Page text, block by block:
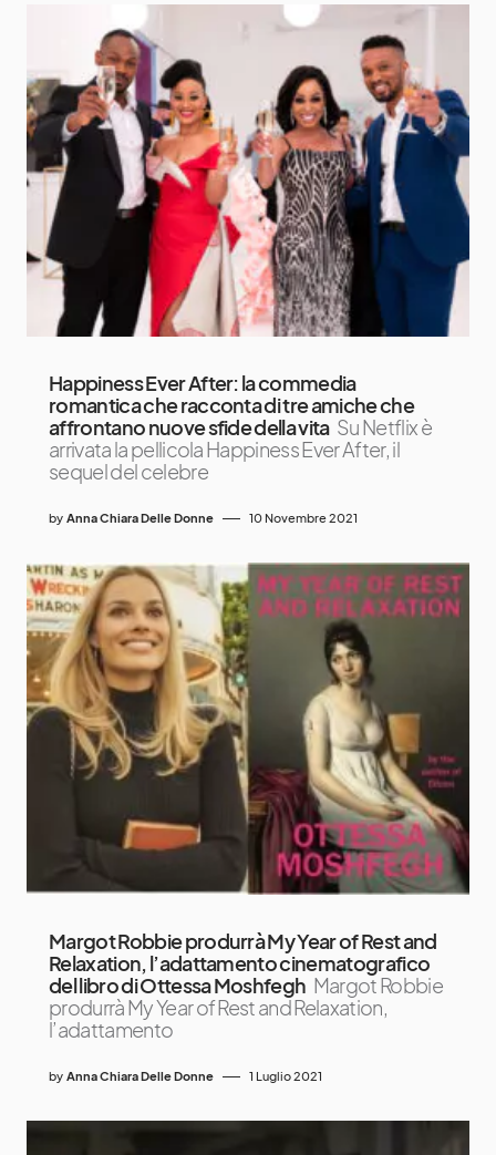
Happiness Ever After: la commedia
romantica che racconta di tre amiche che
affrontano nuove sfide della vita Su Netflix è
arrivata la pellicola Happiness Ever After, il
sequel del celebre
by Anna Chiara Delle Donne 10 Novembre 2021
Margot Robbie produrrà My Year of Rest and
Relaxation, l’adattamento cinematografico
del libro di Ottessa Moshfegh Margot Robbie
produrrà My Year of Rest and Relaxation,
l’adattamento
by Anna Chiara Delle Donne 1 Luglio 2021